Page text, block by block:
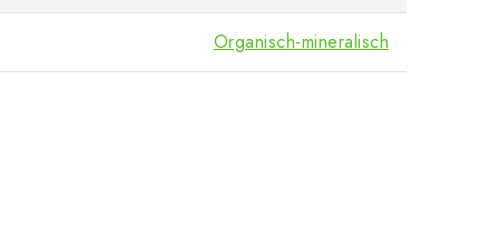
Organisch-mineralisch